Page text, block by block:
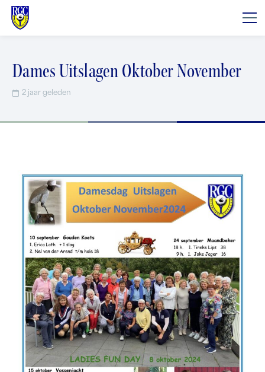
Dames Uitslagen Oktober November
2 jaar geleden